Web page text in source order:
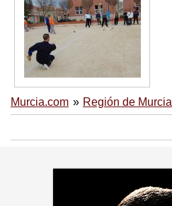
Murcia.com Región de Murcia